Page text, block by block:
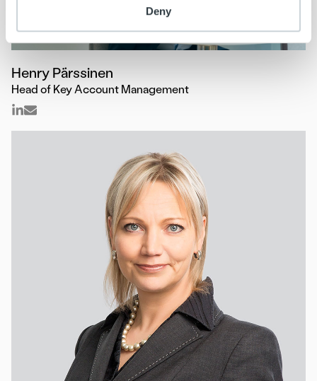
Deny
Henry Pärssinen
Head of Key Account Management